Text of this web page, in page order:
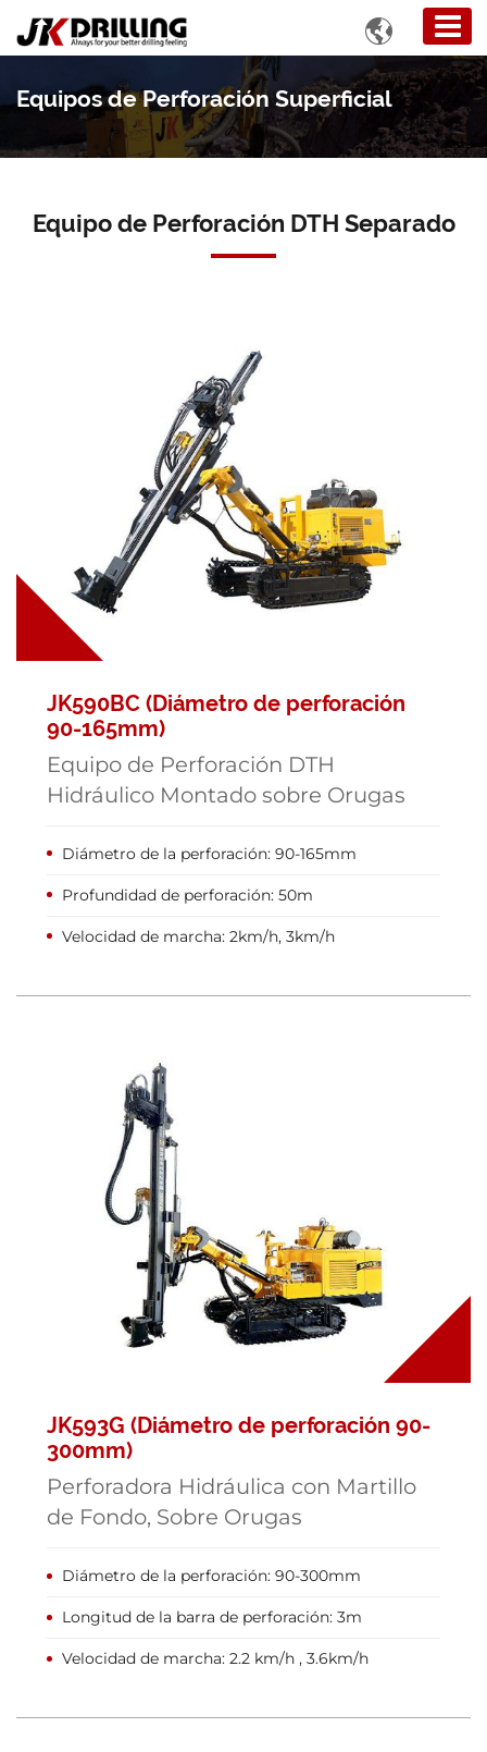

Equipos de Perforación Superficial
Equipo de Perforación DTH Separado
JK590BC (Diámetro de perforación
90-165mm)
Equipo de Perforación DTH
Hidráulico Montado sobre Orugas
Diámetro de la perforación: 90-165mm
Profundidad de perforación: 50m
Velocidad de marcha: 2km/h, 3km/h
JK593G (Diámetro de perforación 90-
300mm)
Perforadora Hidráulica con Martillo
de Fondo, Sobre Orugas
Diámetro de la perforación: 90-300mm
Longitud de la barra de perforación: 3m
Velocidad de marcha: 2.2 km/h , 3.6km/h